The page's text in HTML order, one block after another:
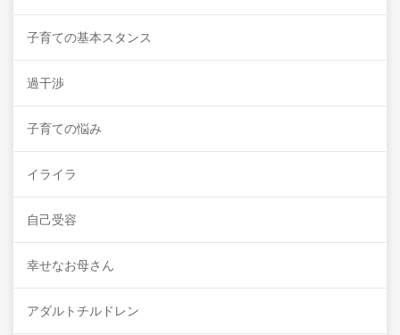
子育ての基本スタンス
過干渉
子育ての悩み
イライラ
自己受容
幸せなお母さん
アダルトチルドレン